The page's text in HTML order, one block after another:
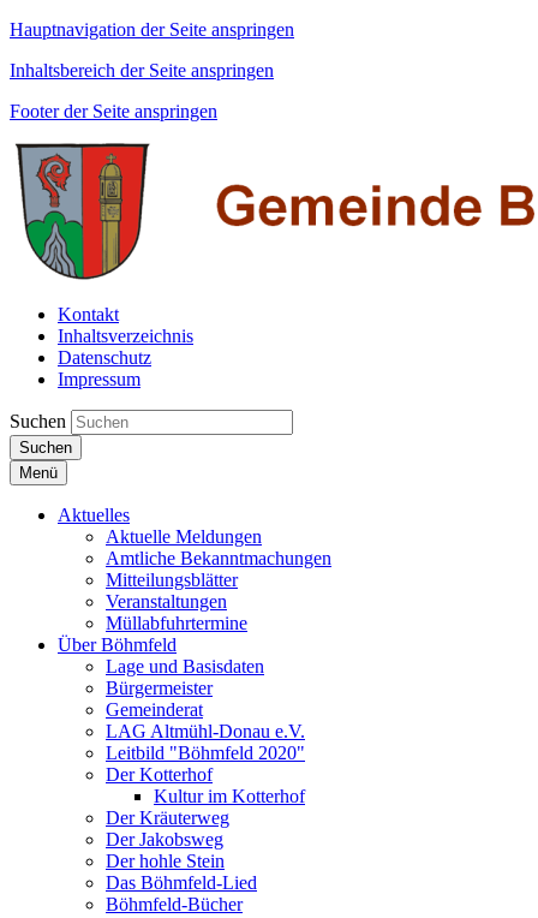
Hauptnavigation der Seite anspringen
Inhaltsbereich der Seite anspringen
Footer der Seite anspringen
Kontakt
Inhaltsverzeichnis
Datenschutz
Impressum
Suchen
Suchen
Menü
Aktuelles
Aktuelle Meldungen
Amtliche Bekanntmachungen
Mitteilungsblätter
Veranstaltungen
Müllabfuhrtermine
Über Böhmfeld
Lage und Basisdaten
Bürgermeister
Gemeinderat
LAG Altmühl-Donau e.V.
Leitbild "Böhmfeld 2020"
Der Kotterhof
Kultur im Kotterhof
Der Kräuterweg
Der Jakobsweg
Der hohle Stein
Das Böhmfeld-Lied
Böhmfeld-Bücher